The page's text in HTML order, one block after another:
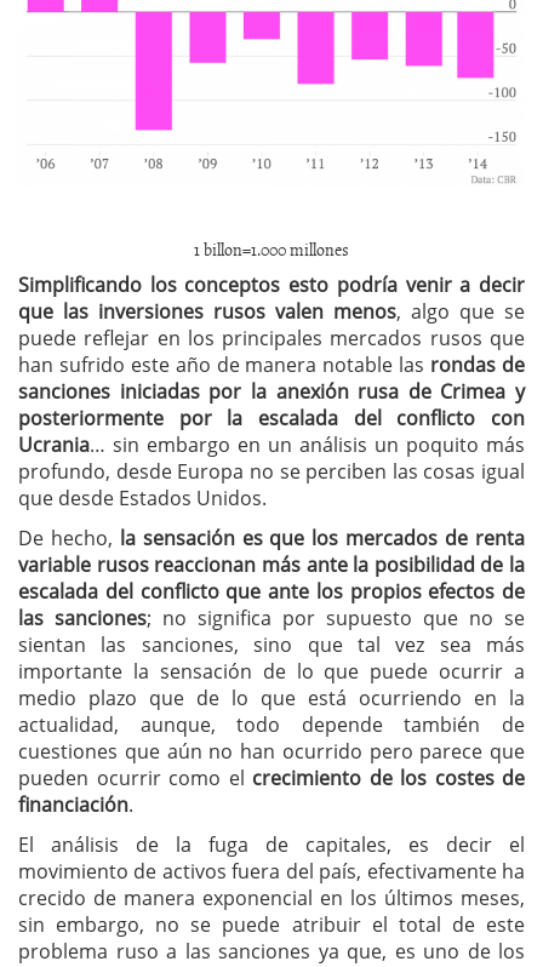
1 billon=1.000 millones
Simplificando los conceptos esto podría venir a decir
que las inversiones rusos valen menos, algo que se
puede reflejar en los principales mercados rusos que
han sufrido este año de manera notable las rondas de
sanciones iniciadas por la anexión rusa de Crimea y
posteriormente por la escalada del conflicto con
Ucrania… sin embargo en un análisis un poquito más
profundo, desde Europa no se perciben las cosas igual
que desde Estados Unidos.
De hecho, la sensación es que los mercados de renta
variable rusos reaccionan más ante la posibilidad de la
escalada del conflicto que ante los propios efectos de
las sanciones; no significa por supuesto que no se
sientan las sanciones, sino que tal vez sea más
importante la sensación de lo que puede ocurrir a
medio plazo que de lo que está ocurriendo en la
actualidad, aunque, todo depende también de
cuestiones que aún no han ocurrido pero parece que
pueden ocurrir como el crecimiento de los costes de
financiación.
El análisis de la fuga de capitales, es decir el
movimiento de activos fuera del país, efectivamente ha
crecido de manera exponencial en los últimos meses,
sin embargo, no se puede atribuir el total de este
problema ruso a las sanciones ya que, es uno de los